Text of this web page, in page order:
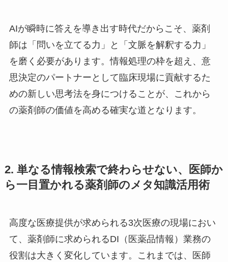
AIが瞬時に答えを導き出す時代だからこそ、薬剤
師は「問いを立てる力」と「文脈を解釈する力」
を磨く必要があります。情報処理の枠を超え、意
思決定のパートナーとして臨床現場に貢献するた
めの新しい思考法を身につけることが、これから
の薬剤師の価値を高める確実な道となります。
2. 単なる情報検索で終わらせない、医師か
ら一目置かれる薬剤師のメタ知識活用術
高度な医療提供が求められる3次医療の現場におい
て、薬剤師に求められるDI（医薬品情報）業務の
役割は大きく変化しています。これまでは、医師